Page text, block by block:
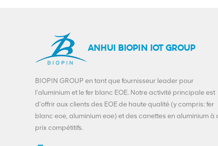
approvisionnement
direct d'usine
de personnalisation-
200-SOT-LOE pour la
bière de jus
VIEW DETAILS
ANHUI BIOPIN IOT GROUP
BIOPIN GROUP en tant que fournisseur leader pour
l'aluminium et le fer blanc EOE. Notre activité principale est
d'offrir aux clients des EOE de haute qualité (y compris: fer
blanc eoe, aluminium eoe) et des canettes en aluminium à
prix compétitifs.